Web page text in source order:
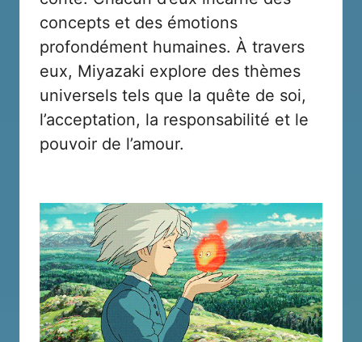
concepts et des émotions
profondément humaines. À travers
eux, Miyazaki explore des thèmes
universels tels que la quête de soi,
l’acceptation, la responsabilité et le
pouvoir de l’amour.